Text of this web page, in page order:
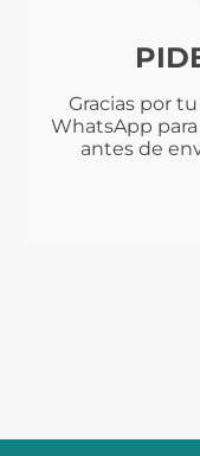
Gracias por
WhatsApp
antes de